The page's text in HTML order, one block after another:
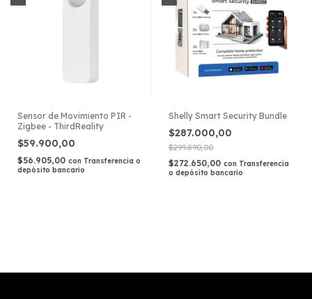
Sensor de Movimiento PIR -
Zigbee - ThirdReality
$59.900,00
$56.905,00 con Transferencia o
depósito bancario
Shelly Smart Security Bundle
$287.000,00
$299.890,00
$272.650,00 con Transferencia
o depósito bancario